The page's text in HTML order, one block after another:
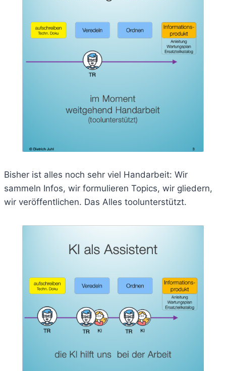
Bisher ist alles noch sehr viel Handarbeit: Wir
sammeln Infos, wir formulieren Topics, wir gliedern,
wir veröffentlichen. Das Alles toolunterstützt.